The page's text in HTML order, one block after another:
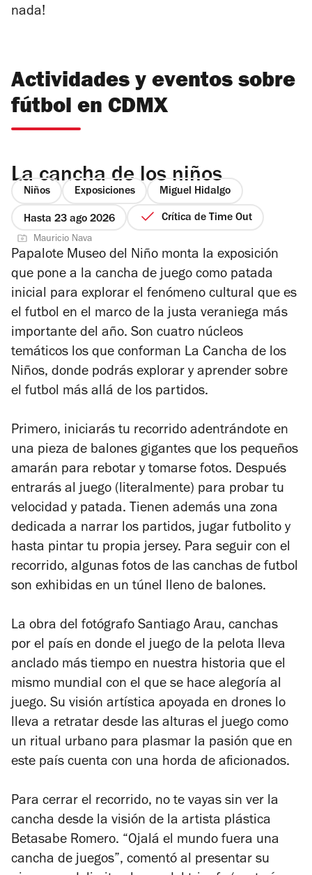
nada!
Actividades y eventos sobre
fútbol en CDMX
La cancha de los niños
Niños Exposiciones Miguel Hidalgo
Hasta 23 ago 2026 Crítica de Time Out
Mauricio Nava
Papalote Museo del Niño monta la exposición
que pone a la cancha de juego como patada
inicial para explorar el fenómeno cultural que es
el futbol en el marco de la justa veraniega más
importante del año. Son cuatro núcleos
temáticos los que conforman La Cancha de los
Niños, donde podrás explorar y aprender sobre
el futbol más allá de los partidos.
Primero, iniciarás tu recorrido adentrándote en
una pieza de balones gigantes que los pequeños
amarán para rebotar y tomarse fotos. Después
entrarás al juego (literalmente) para probar tu
velocidad y patada. Tienen además una zona
dedicada a narrar los partidos, jugar futbolito y
hasta pintar tu propia jersey. Para seguir con el
recorrido, algunas fotos de las canchas de futbol
son exhibidas en un túnel lleno de balones.
La obra del fotógrafo Santiago Arau, canchas
por el país en donde el juego de la pelota lleva
anclado más tiempo en nuestra historia que el
mismo mundial con el que se hace alegoría al
juego. Su visión artística apoyada en drones lo
lleva a retratar desde las alturas el juego como
un ritual urbano para plasmar la pasión que en
este país cuenta con una horda de aficionados.
Para cerrar el recorrido, no te vayas sin ver la
cancha desde la visión de la artista plástica
Betasabe Romero. “Ojalá el mundo fuera una
cancha de juegos”, comentó al presentar su